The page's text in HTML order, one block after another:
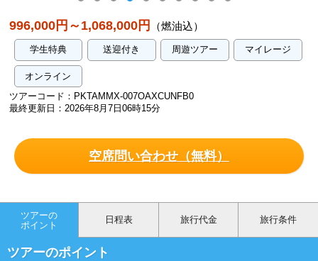
996,000円～1,068,000円 （燃油込）
学生特典 送迎付き 周遊ツアー マイレージ
オンライン
ツアーコード：PKTAMMX-007OAXCUNFB0
最終更新日：2026年8月7日06時15分
空席問い合わせ（無料）
ツアーの
ポイント
日程表 旅行代金 旅行条件
ツアーのポイント